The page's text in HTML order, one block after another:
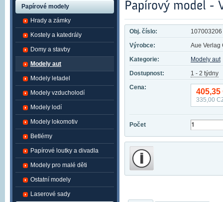
Obj. číslo:
107003206
Výrobce:
Aue Verlag
Kategorie:
Modely aut
Dostupnost:
1 - 2 týdny
Cena:
405,35
335,00
Počet
Papírové modely
Hrady a zámky
Kostely a katedrály
Domy a stavby
Modely aut
Modely letadel
Modely vzducholodí
Modely lodí
Modely lokomotiv
Betlémy
Papírové loutky a divadla
Modely pro malé děti
Ostatní modely
Laserové sady